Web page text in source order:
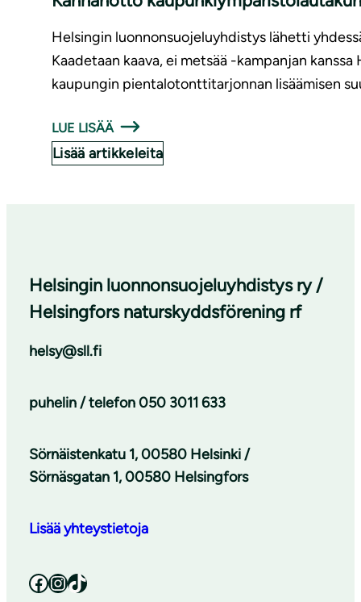
Helsingin luonnonsuojeluyhdistys lähetti
Kaadetaan kaava, ei metsää -kampanjan
kaupungin pientalotonttitarjonnan lisäämisen
LUE LISÄÄ
Lisää artikkeleita
Helsingin luonnonsuojeluyhdistys ry /
Helsingfors naturskyddsförening rf
helsy@sll.fi
puhelin / telefon050 3011 633
Sörnäistenkatu 1, 00580 Helsinki /
Sörnäsgatan 1, 00580 Helsingfors
Lisää yhteystietoja
Facebook InstagramTikTok